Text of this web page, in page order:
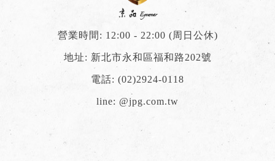
營業時間: 12:00 - 22:00 (周日公休)
地址: 新北市永和區福和路202號
電話: (02)2924-0118
line: @jpg.com.tw